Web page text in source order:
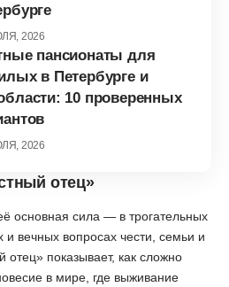
2026
пансионаты для
в Петербурге и
10 проверенных
2026
отец»
основная сила — в трогательных
и вечных вопросах чести, семьи и
отец» показывает, как сложно
в мире, где выживание